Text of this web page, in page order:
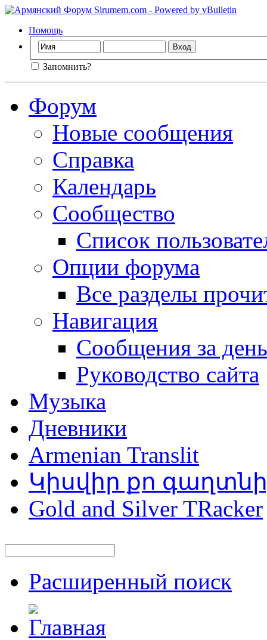
Помощь
Запомнить?
Форум
Новые сообщения
Справка
Календарь
Сообщество
Список
Опции форума
Все разделы
Навигация
Сообщения за день
Руководство сайта
Музыка
Дневники
Armenian Translit
Կիսվիր քո
Gold and Silver TRacker
Расширенный поиск